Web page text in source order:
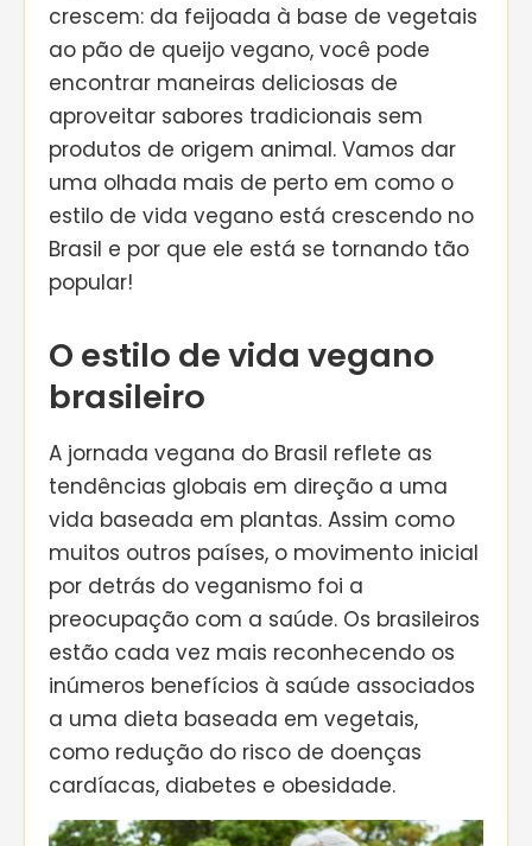
crescem: da feijoada à base de vegetais
ao pão de queijo vegano, você pode
encontrar maneiras deliciosas de
aproveitar sabores tradicionais sem
produtos de origem animal. Vamos dar
uma olhada mais de perto em como o
estilo de vida vegano está crescendo no
Brasil e por que ele está se tornando tão
popular!
O estilo de vida vegano
brasileiro
A jornada vegana do Brasil reflete as
tendências globais em direção a uma
vida baseada em plantas. Assim como
muitos outros países, o movimento inicial
por detrás do veganismo foi a
preocupação com a saúde. Os brasileiros
estão cada vez mais reconhecendo os
inúmeros benefícios à saúde associados
a uma dieta baseada em vegetais,
como redução do risco de doenças
cardíacas, diabetes e obesidade.